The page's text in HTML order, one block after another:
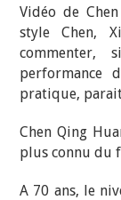
Vidéo de
style Chen,
commenter,
performance
pratique,
Chen Qing
plus connu du
A 70 ans, le